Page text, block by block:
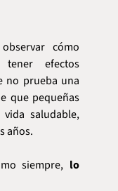
cómo
tener efectos
no prueba una
que pequeñas
saludable,
años.
siempre, lo